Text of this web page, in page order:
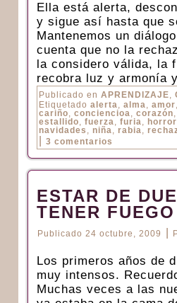
Ella está alerta,
y sigue así hasta que
Mantenemos un
cuenta que no la
la considero válida, la
recobra luz y armonía
Publicado en APRENDIZAJE,
Etiquetado alerta, alma, amor
cariño, conciencioa, corazón
estallido, fuerza, furia, horror
navidades , niña, rabia,
3 comentarios
ESTAR DE
TENER
Publicado 24 octubre, 2009
Los primeros años de
muy intensos.
Muchas veces a las